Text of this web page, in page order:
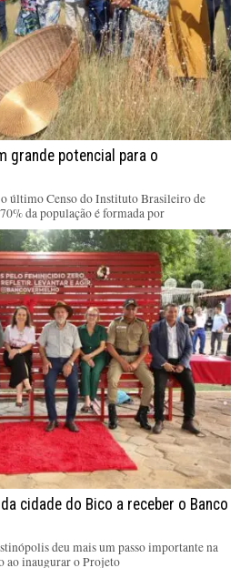
grande potencial para o
último Censo do Instituto Brasileiro de
da população é formada por
cidade do Bico a receber o Banco
deu mais um passo importante na
ao inaugurar o Projeto